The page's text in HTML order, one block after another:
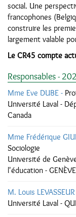
social. Une
francophones
construire les
largement valable
Le CR45 compte
Responsables -
Mme Eve DUBE -
Université Laval -
Canada
Mme Frédérique
Sociologie
Université de
l'éducation -
M. Louis LEVASSEUR
Université Laval -